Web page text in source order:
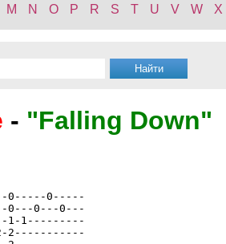
M N O P R S T U V W X
- "Falling Down"
0-----
0---0---
1-1---------
2-----------